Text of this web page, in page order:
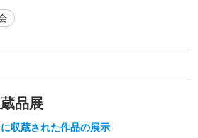
品展
収蔵された作品の展示